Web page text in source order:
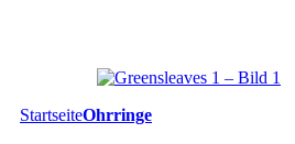
StartseiteOhrringe